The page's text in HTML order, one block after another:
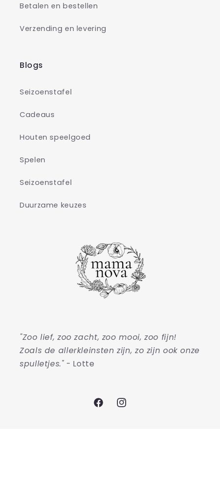
Betalen en bestellen
Verzending en levering
Blogs
Seizoenstafel
Cadeaus
Houten speelgoed
Spelen
Seizoenstafel
Duurzame keuzes
"Zoo lief, zoo zacht, zoo mooi, zoo fijn!
Zoals de allerkleinsten zijn, zo zijn ook onze
spulletjes."- Lotte
FacebookInstagram